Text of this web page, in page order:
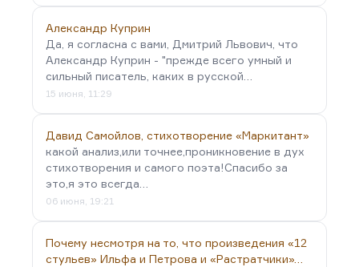
Александр Куприн
Да, я согласна с вами, Дмитрий Львович, что
Александр Куприн - "прежде всего умный и
сильный писатель, каких в русской…
15 июня, 11:29
Давид Самойлов, стихотворение «Маркитант»
какой анализ,или точнее,проникновение в дух
стихотворения и самого поэта!Спасибо за
это,я это всегда…
06 июня, 19:21
Почему несмотря на то, что произведения «12
стульев» Ильфа и Петрова и «Растратчики»…